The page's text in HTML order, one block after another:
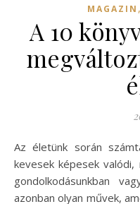
MAGAZIN ,
A 10
Az életünk során számtalan könyvbe kezdünk bele, de
kevesek képesek
gondolkodásunkban
azonban olyan művek,